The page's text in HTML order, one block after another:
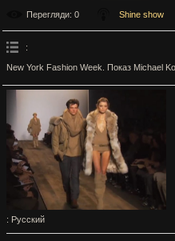
Перегляди: 0 Shine show
:
New York Fashion Week. Показ Michael
: Русский